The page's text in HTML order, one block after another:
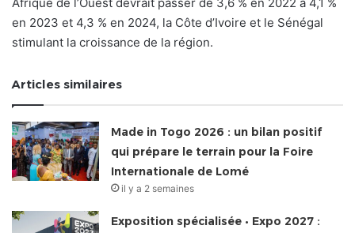
Afrique de l’Ouest devrait passer de 3,6 % en 2022 à 4,1 %
en 2023 et 4,3 % en 2024, la Côte d’Ivoire et le Sénégal
stimulant la croissance de la région.
Articles similaires
Made in Togo 2026 : un bilan positif
qui prépare le terrain pour la Foire
Internationale de Lomé
il y a 2 semaines
Exposition spécialisée • Expo 2027 :